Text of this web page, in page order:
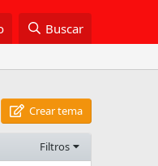
Buscar
Crear tema
Filtros